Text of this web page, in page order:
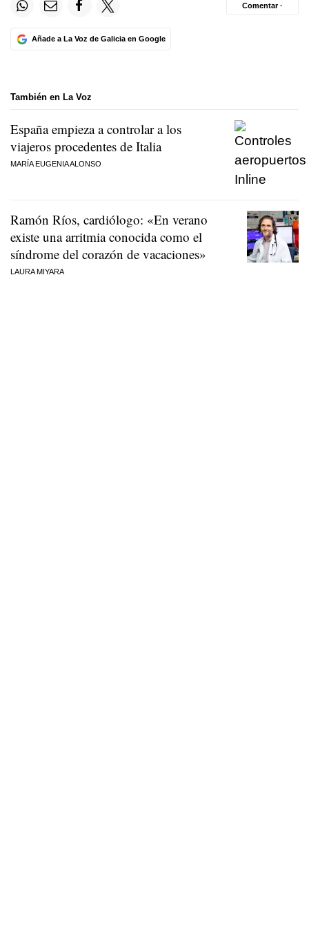
Añade a La Voz de Galicia en Google
Comentar ·
También en La Voz
España empieza a controlar a los
viajeros procedentes de Italia
MARÍA EUGENIA ALONSO
Ramón Ríos, cardiólogo: «En verano
existe una arritmia conocida como el
síndrome del corazón de vacaciones»
LAURA MIYARA